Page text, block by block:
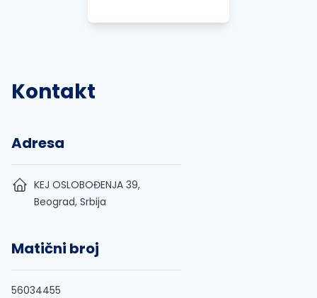
Kontakt
Adresa
KEJ OSLOBOĐENJA 39,
Beograd, Srbija
Matični broj
56034455